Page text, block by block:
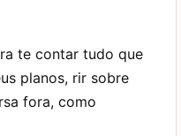
te contar tudo que
planos, rir sobre
fora, como